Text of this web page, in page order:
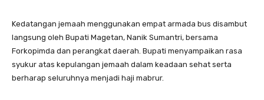
Kedatangan jemaah menggunakan empat armada bus disambut
langsung oleh Bupati Magetan, Nanik Sumantri, bersama
Forkopimda dan perangkat daerah. Bupati menyampaikan rasa
syukur atas kepulangan jemaah dalam keadaan sehat serta
berharap seluruhnya menjadi haji mabrur.